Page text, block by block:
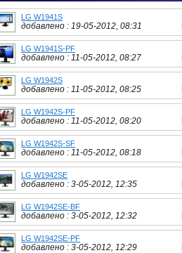
LG W1941S
добавлено : 19-05-2012, 08:31
LG W1941S-PF
добавлено : 11-05-2012, 08:27
LG W1942S
добавлено : 11-05-2012, 08:25
LG W1942S-PF
добавлено : 11-05-2012, 08:20
LG W1942S-SF
добавлено : 11-05-2012, 08:18
LG W1942SE
добавлено : 3-05-2012, 12:35
LG W1942SE-BF
добавлено : 3-05-2012, 12:32
LG W1942SE-PF
добавлено : 3-05-2012, 12:29